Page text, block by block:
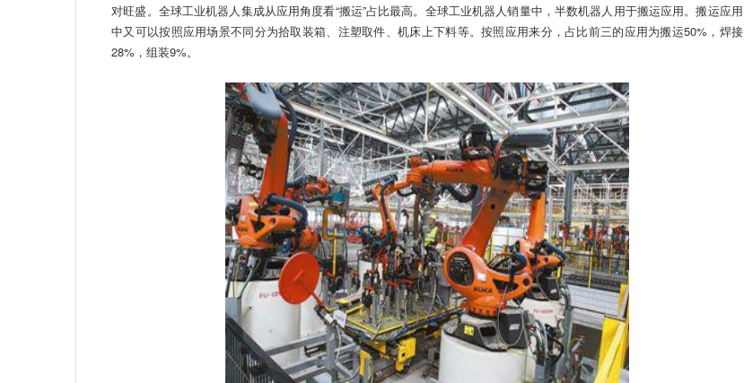
对旺盛。全球工业机器人集成从应用角度看“搬运”占比最高。全球工业机器人销量中，半数机器人用于搬运应用。搬运应用
中又可以按照应用场景不同分为拾取装箱、注塑取件、机床上下料等。按照应用来分，占比前三的应用为搬运50%，焊接
28%，组装9%。